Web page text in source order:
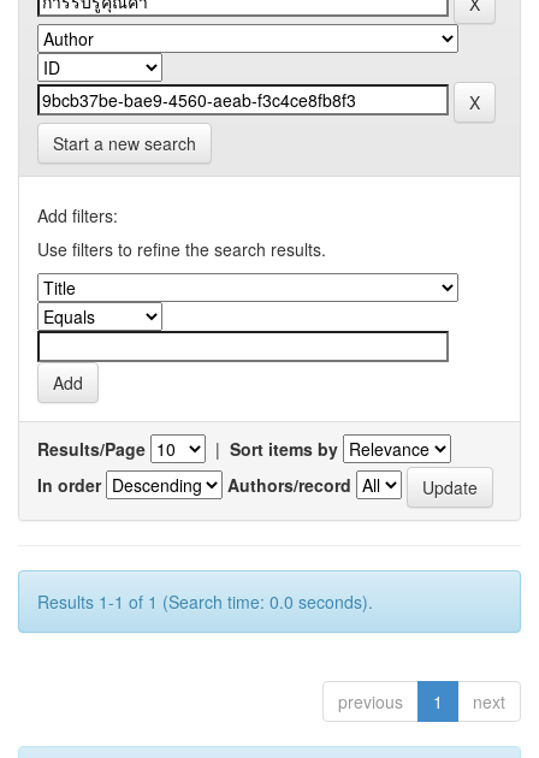
Start a new search
Add filters:
Use filters to refine the search results.
Results/Page | Sort items by
In order
Authors/record
Results 1-1 of 1 (Search time: 0.0 seconds).
previous 1 next